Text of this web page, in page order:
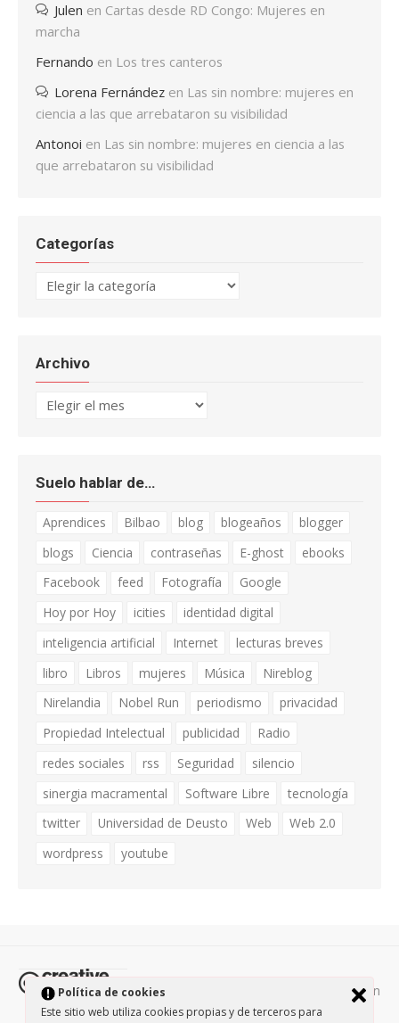
Política de cookies
Este sitio web utiliza cookies propias y de terceros para
Julen en Cartas desde RD Congo: Mujeres en
marcha
Fernando en Los tres canteros
Lorena Fernández en Las sin nombre: mujeres en
ciencia a las que arrebataron su visibilidad
Antonoi en Las sin nombre: mujeres en ciencia a las
que arrebataron su visibilidad
Categorías
Categorías
Archivo
Archivo
Suelo hablar de…
Aprendices Bilbao blog blogeaños
blogger
blogs
Ciencia contraseñas E-ghost
ebooks
Facebook
feed Fotografía
Google
Hoy por Hoy
icities
identidad digital
inteligencia artificial
Internet
lecturas breves
libro
Libros mujeres Música
Nireblog
Nirelandia
Nobel Run periodismo
privacidad
Propiedad Intelectual
publicidad
Radio
redes sociales
rss Seguridad
silencio
sinergia macramental
Software Libre
tecnología
twitter
Universidad de Deusto Web
Web 2.0
wordpress
youtube
Todos los contenidos de esta página están
protegidos por la licencia Creative Commons Attribution-